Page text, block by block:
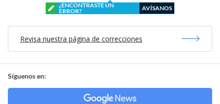
¿ENCONTRASTE UN
ERROR?
AVÍSANOS
Revisa nuestra página de correcciones
Síguenos en: